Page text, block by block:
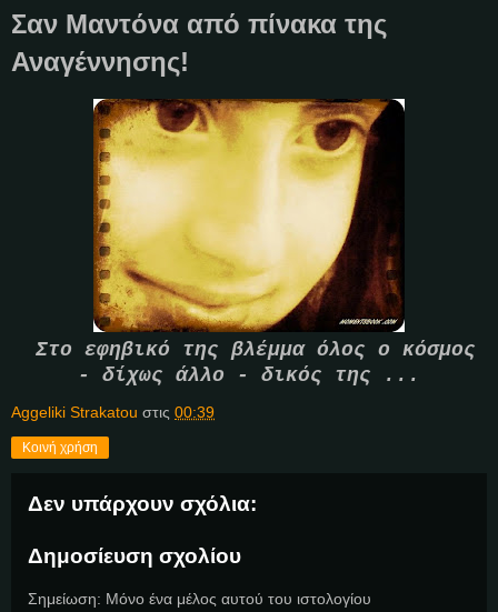
Σαν Μαντόνα από πίνακα της
Αναγέννησης!
Στο εφηβικό της βλέμμα όλος ο κόσμος
- δίχως άλλο - δικός της ...
Aggeliki Strakatou στις 00:39
Κοινή χρήση
Δεν υπάρχουν σχόλια:
Δημοσίευση σχολίου
Σημείωση: Μόνο ένα μέλος αυτού του ιστολογίου